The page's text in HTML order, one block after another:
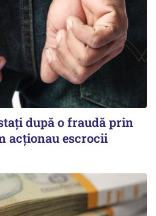
după o fraudă prin
acționau escrocii